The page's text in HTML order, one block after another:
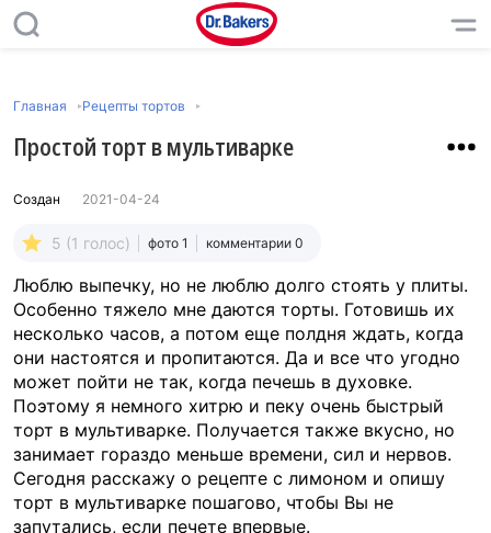
Главная Рецепты тортов
Простой торт в мультиварке
Создан 2021-04-24
5 (1 голос) фото 1 комментарии 0
Люблю выпечку, но не люблю долго стоять у плиты.
Особенно тяжело мне даются торты. Готовишь их
несколько часов, а потом еще полдня ждать, когда
они настоятся и пропитаются. Да и все что угодно
может пойти не так, когда печешь в духовке.
Поэтому я немного хитрю и пеку очень быстрый
торт в мультиварке. Получается также вкусно, но
занимает гораздо меньше времени, сил и нервов.
Сегодня расскажу о рецепте с лимоном и опишу
торт в мультиварке пошагово, чтобы Вы не
запутались, если печете впервые.